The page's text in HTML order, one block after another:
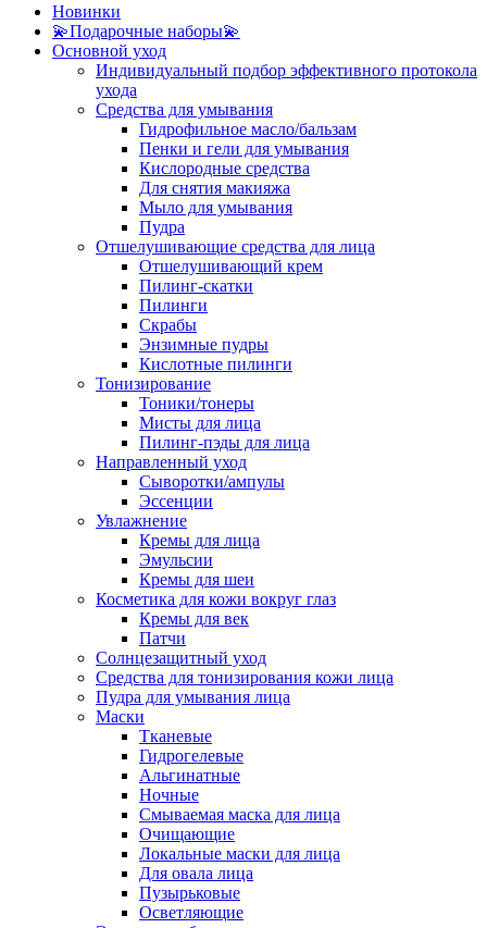
Новинки
💫Подарочные наборы💫
Основной уход
Индивидуальный подбор эффективного протокола
ухода
Средства для умывания
Гидрофильное масло/бальзам
Пенки и гели для умывания
Кислородные средства
Для снятия макияжа
Мыло для умывания
Пудра
Отшелушивающие средства для лица
Отшелушивающий крем
Пилинг-скатки
Пилинги
Скрабы
Энзимные пудры
Кислотные пилинги
Тонизирование
Тоники/тонеры
Мисты для лица
Пилинг-пэды для лица
Направленный уход
Сыворотки/ампулы
Эссенции
Увлажнение
Кремы для лица
Эмульсии
Кремы для шеи
Косметика для кожи вокруг глаз
Кремы для век
Патчи
Солнцезащитный уход
Средства для тонизирования кожи лица
Пудра для умывания лица
Маски
Тканевые
Гидрогелевые
Альгинатные
Ночные
Смываемая маска для лица
Очищающие
Локальные маски для лица
Для овала лица
Пузырьковые
Осветляющие